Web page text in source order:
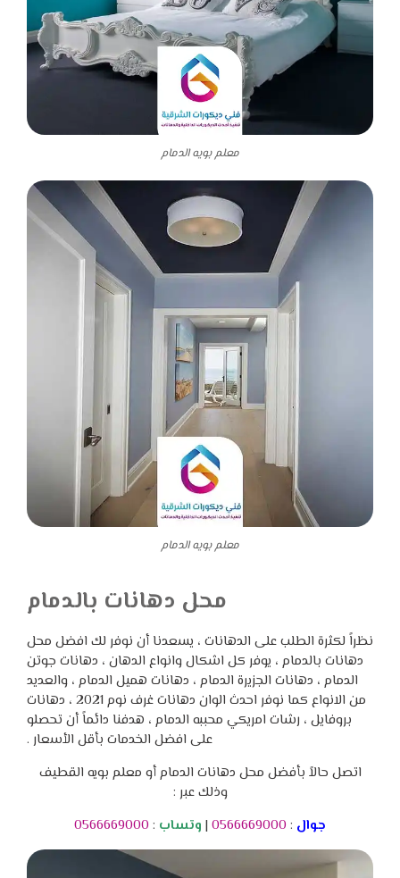
معلم بويه الدمام
معلم بويه الدمام
محل دهانات بالدمام
نظراً لكثرة الطلب على الدهانات ، يسعدنا أن نوفر لك افضل محل
دهانات بالدمام ، يوفر كل اشكال وانواع الدهان ، دهانات جوتن
الدمام ، دهانات الجزيرة الدمام ، دهانات هميل الدمام ، والعديد
من الانواع كما نوفر احدث الوان دهانات غرف نوم 2021 ، دهانات
بروفايل ، رشات امريكي محببه الدمام ، هدفنا دائماً أن تحصلو
على افضل الخدمات بأقل الأسعار .
اتصل حالاً بأفضل محل دهانات الدمام أو معلم بويه القطيف
وذلك عبر :
جوال :
0566669000
| وتساب :
0566669000